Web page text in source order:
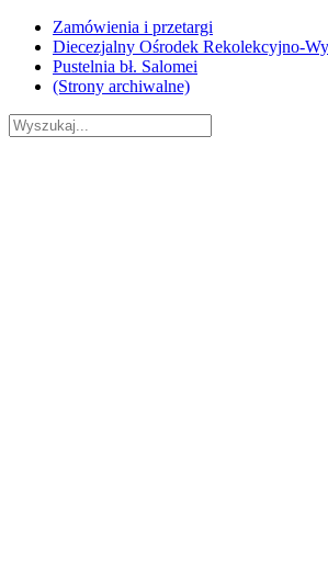
Skip
content
Zamówienia i przetargi
Diecezjalny Ośrodek Rekolekcyjno-
Pustelnia bł. Salomei
(Strony archiwalne)